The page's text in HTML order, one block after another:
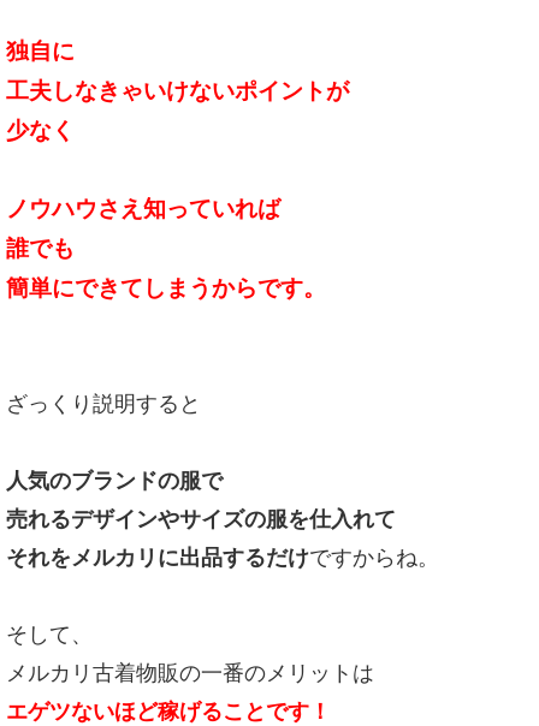
独自に
工夫しなきゃいけないポイントが
少なく
ノウハウさえ知っていれば
誰でも
簡単にできてしまうからです。
ざっくり説明すると
人気のブランドの服で
売れるデザインやサイズの服を仕入れて
それをメルカリに出品するだけですからね。
そして、
メルカリ古着物販の一番のメリットは
エゲツないほど稼げることです！